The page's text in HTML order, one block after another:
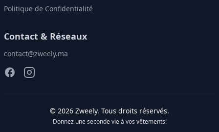
Politique de Confidentialité
Contact & Réseaux
contact@zweely.ma
© 2026 Zweely. Tous droits réservés.
Donnez une seconde vie à vos vêtements!